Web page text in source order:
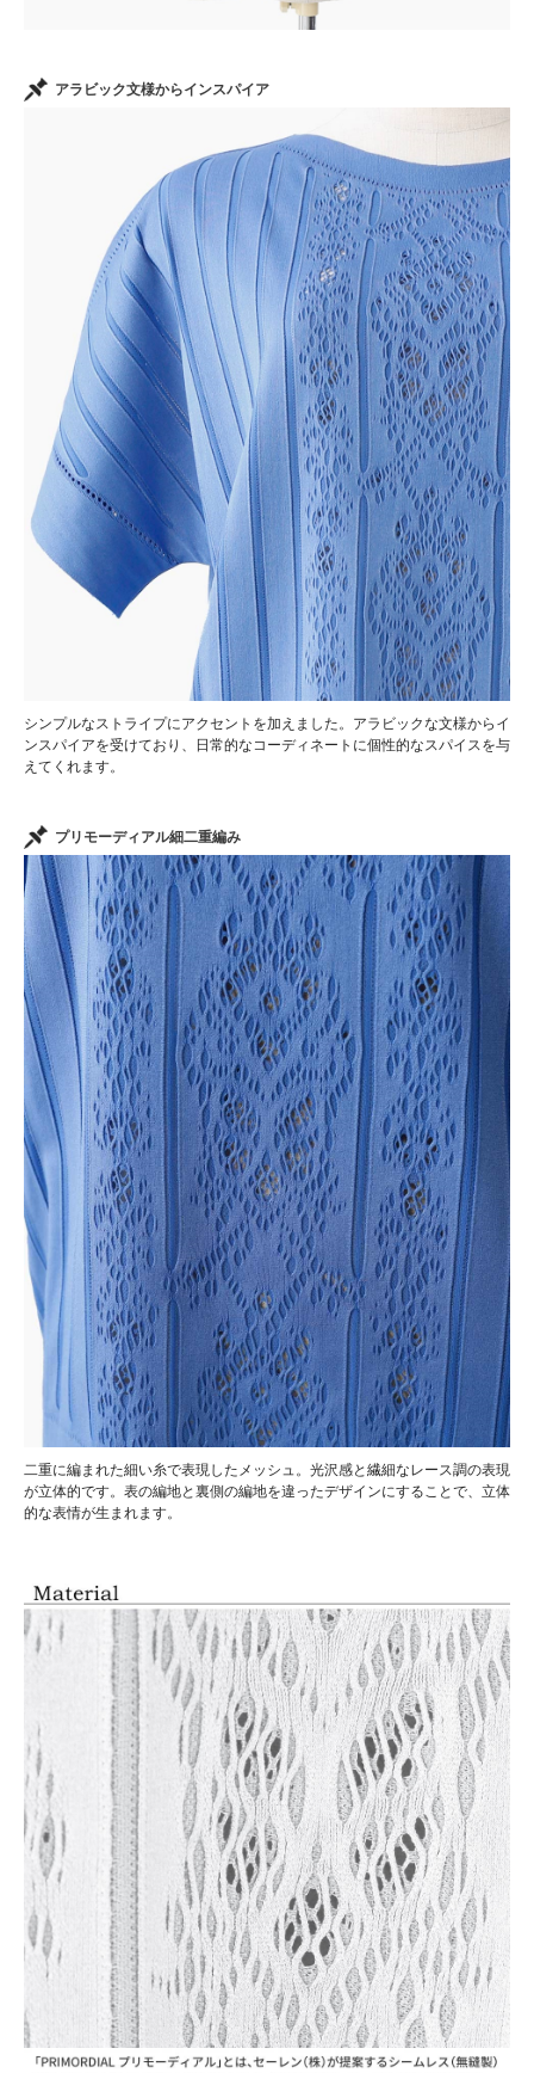
アラビック文様からインスパイア
シンプルなストライプにアクセントを加えました。アラビックな文様からイ
ンスパイアを受けており、日常的なコーディネートに個性的なスパイスを与
えてくれます。
プリモーディアル細二重編み
二重に編まれた細い糸で表現したメッシュ。光沢感と繊細なレース調の表現
が立体的です。表の編地と裏側の編地を違ったデザインにすることで、立体
的な表情が生まれます。